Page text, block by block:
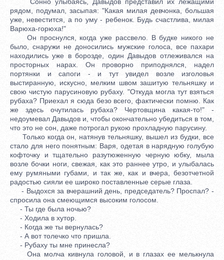
рядом, подумал, засыпая: "Какая милая девчонка, большая
уже, невестится, а по уму - ребенок. Будь счастлива, милая
Варюха-горюха!"
Он проснулся, когда уже рассвело. В будке никого не
было, снаружи не доносились мужские голоса, все пахари
находились уже в борозде, один Давыдов отлеживался на
просторных нарах. Он проворно приподнялся, надел
портянки и сапоги - и тут увидел возле изголовья
выстиранную, искусно, мелким швом зашитую тельняшку и
свою чистую парусиновую рубаху. "Откуда могла тут взяться
рубаха? Приехал я сюда безо всего, фактически помню. Как
же здесь очутилась рубаха? Чертовщина какая-то!" -
недоумевал Давыдов и, чтобы окончательно убедиться в том,
что это не сон, даже потрогал рукою прохладную парусину.
Только когда он, натянув тельняшку, вышел из будки, все
стало для него понятным: Варя, одетая в нарядную голубую
кофточку и тщательно разутюженную черную юбку, мыла
возле бочки ноги, свежая, как это раннее утро, и улыбалась
ему румяными губами, и так же, как и вчера, безотчетной
радостью сияли ее широко поставленные серые глаза.
- Выдохся за вчерашний день, председатель? Проспал? -
спросила она смеющимся высоким голосом.
- Ты где была ночью?
- Ходила в хутор.
- Когда же ты вернулась?
- А вот толечко что пришла.
- Рубаху ты мне принесла?
Она молча кивнула головой, и в глазах ее мелькнула